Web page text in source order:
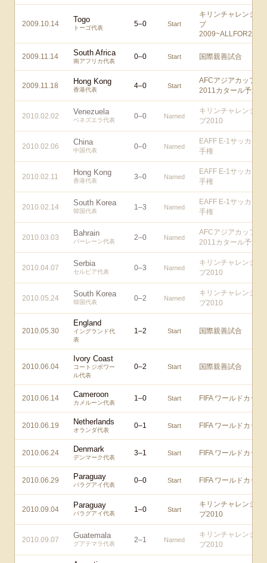
2009.10.14 Togo
トーゴ代表 5–0 Start
キリンチャレンジカ
プ
2009.11.14 South Africa
南アフリカ代表
0–0 Start 国際親善試合
2009.11.18 Hong Kong
香港代表 4–0 Start
AFCアジアカップ
2011カタール予選
2010.02.02 Venezuela
ベネズエラ代表 0–0 Named
キリンチャレンジカ
プ2010
2010.02.06 China
中国代表 0–0 Named
EAFF E-1サッカー選
手権
2010.02.11 Hong Kong
香港代表 3–0 Named
EAFF E-1サッカー選
手権
2010.02.14 South Korea
韓国代表 1–3 Named
EAFF E-1サッカー選
手権
2010.03.03 Bahrain
バーレーン代表 2–0 Named
AFCアジアカップ
2011カタール予選
2010.04.07 Serbia
セルビア代表 0–3 Named
キリンチャレンジカ
プ2010
2010.05.24 South Korea
韓国代表 0–2 Named
キリンチャレンジカ
プ2010
2010.05.30
England
イングランド代
表
1–2 Start 国際親善試合
2010.06.04
Ivory Coast
コートジボワー
ル代表
0–2 Start 国際親善試合
2010.06.14 Cameroon
カメルーン代表
1–0 Start FIFA ワールドカップ
2010.06.19 Netherlands
オランダ代表
0–1 Start FIFA ワールドカップ
2010.06.24 Denmark
デンマーク代表
3–1 Start FIFA ワールドカップ
2010.06.29 Paraguay
パラグアイ代表
0–0 Start FIFA ワールドカップ
2010.09.04 Paraguay
パラグアイ代表 1–0 Start
キリンチャレンジカ
プ2010
2010.09.07 Guatemala
グアテマラ代表 2–1 Named
キリンチャレンジカ
プ2010